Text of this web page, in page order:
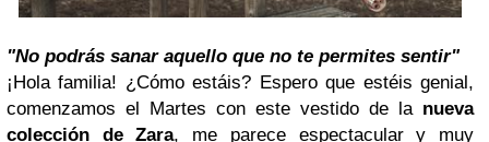
"No podrás sanar aquello que no te permites sentir"
¡Hola familia! ¿Cómo estáis? Espero que estéis genial,
comenzamos el Martes con este vestido de la nueva
colección de Zara, me parece espectacular y muy